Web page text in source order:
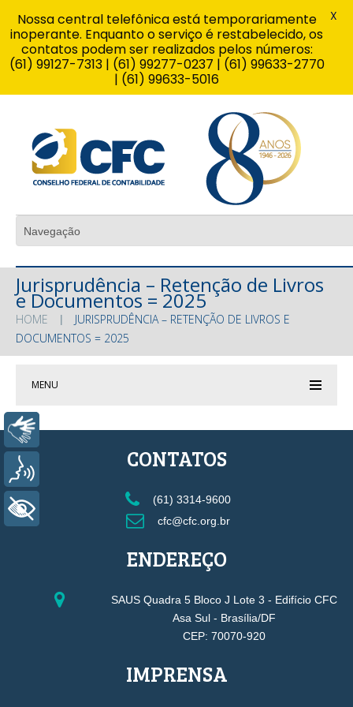
Jurisprudência – Retenção de Livros
e Documentos = 2025
HOME
JURISPRUDÊNCIA – RETENÇÃO DE LIVROS E
DOCUMENTOS = 2025
MENU
CONTATOS
(61) 3314-9600
cfc@cfc.org.br
ENDEREÇO
SAUS Quadra 5 Bloco J Lote 3 - Edifício CFC
Asa Sul - Brasília/DF
CEP: 70070-920
IMPRENSA
Nossa central telefônica está temporariamente
inoperante. Enquanto o serviço é restabelecido, os
contatos podem ser realizados pelos números:
(61) 99127-7313 | (61) 99277-0237 | (61) 99633-2770
| (61) 99633-5016
X
Libras
+ Acessibilidade